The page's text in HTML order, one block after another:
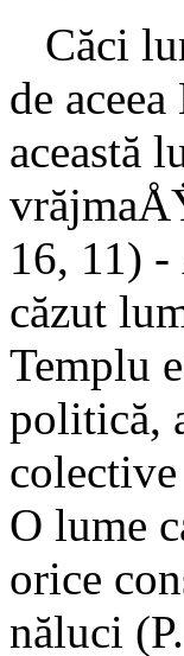
Căci
de
această
16, 11)
căzut
Templu
politică,
O lume
orice
năluci